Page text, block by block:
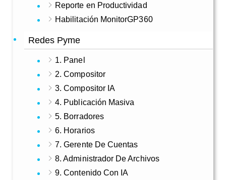
Reporte en Productividad
Habilitación MonitorGP360
Redes Pyme
1. Panel
2. Compositor
3. Compositor IA
4. Publicación Masiva
5. Borradores
6. Horarios
7. Gerente De Cuentas
8. Administrador De Archivos
9. Contenido Con IA